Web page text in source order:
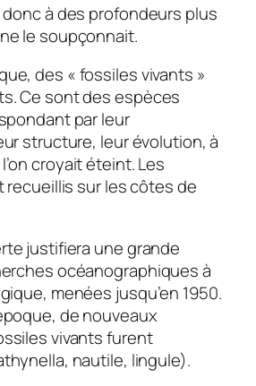
à des profondeurs plus
le soupçonnait.
des « fossiles vivants »
Ce sont des espèces
par leur
structure, leur évolution, à
croyait éteint. Les
recueillis sur les côtes de
justifiera une grande
océanographiques à
menées jusqu’en 1950.
de nouveaux
vivants furent
nautile, lingule).